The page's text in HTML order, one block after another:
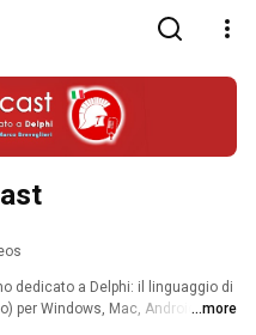
dedicato a Delphi: il linguaggio di
per Windows, Mac, Android, iOS
...more